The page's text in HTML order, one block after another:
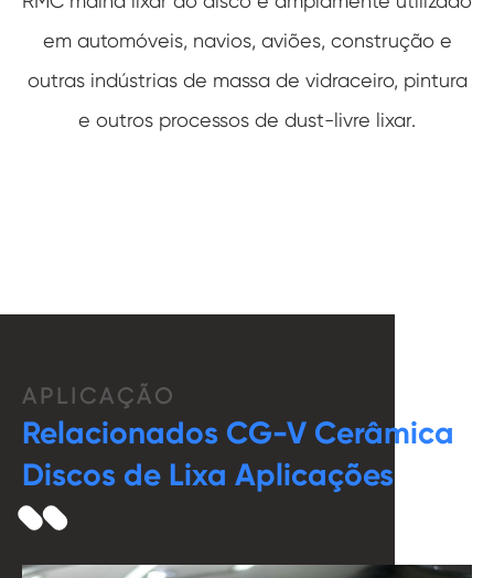
em automóveis, navios, aviões, construção e
outras indústrias de massa de vidraceiro, pintura
e outros processos de dust-livre lixar.
APLICAÇÃO
Relacionados CG-V Cerâmica
Discos de Lixa Aplicações